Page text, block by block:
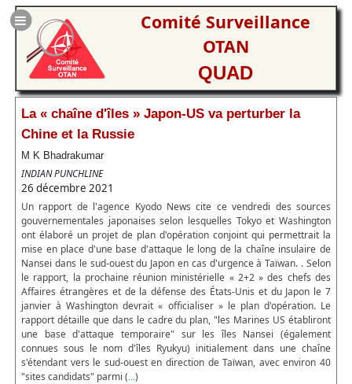
Comité Surveillance
OTAN
QUAD
La « chaîne d'îles » Japon-US va perturber la
Chine et la Russie
M K Bhadrakumar
INDIAN PUNCHLINE
26 décembre 2021
Un rapport de l'agence Kyodo News cite ce vendredi des sources
gouvernementales japonaises selon lesquelles Tokyo et Washington
ont élaboré un projet de plan d'opération conjoint qui permettrait la
mise en place d'une base d'attaque le long de la chaîne insulaire de
Nansei dans le sud-ouest du Japon en cas d'urgence à Taïwan. . Selon
le rapport, la prochaine réunion ministérielle « 2+2 » des chefs des
Affaires étrangères et de la défense des États-Unis et du Japon le 7
janvier à Washington devrait « officialiser » le plan d'opération. Le
rapport détaille que dans le cadre du plan, "les Marines US établiront
une base d'attaque temporaire" sur les îles Nansei (également
connues sous le nom d'îles Ryukyu) initialement dans une chaîne
s'étendant vers le sud-ouest en direction de Taïwan, avec environ 40
"sites candidats" parmi (...)